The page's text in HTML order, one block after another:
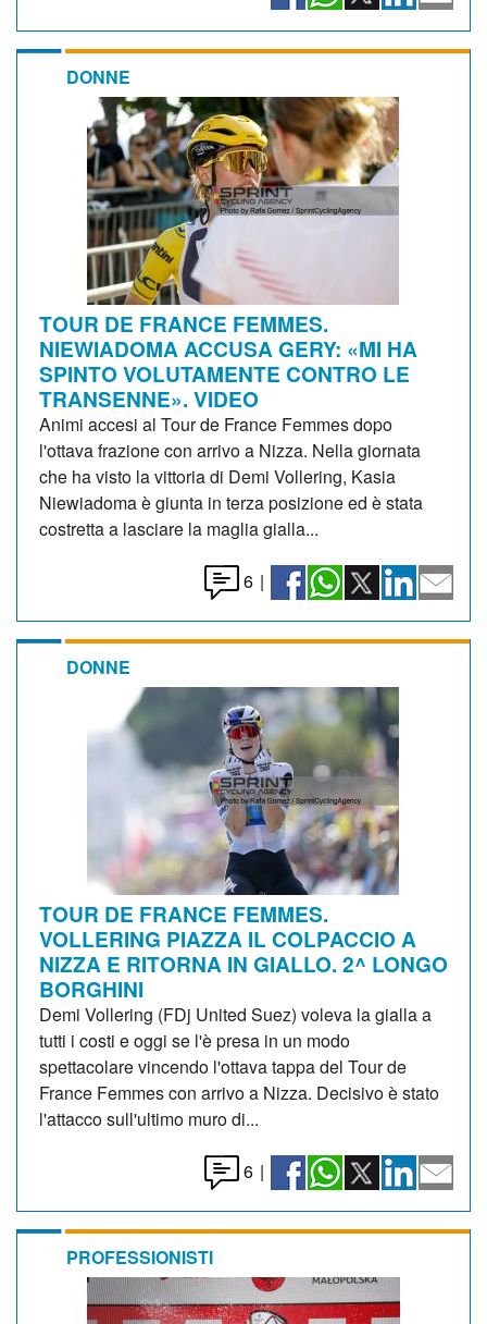
DONNE
TOUR DE FRANCE FEMMES.
NIEWIADOMA ACCUSA GERY: «MI HA
SPINTO VOLUTAMENTE CONTRO LE
TRANSENNE». VIDEO
Animi accesi al Tour de France Femmes dopo
l'ottava frazione con arrivo a Nizza. Nella giornata
che ha visto la vittoria di Demi Vollering, Kasia
Niewiadoma è giunta in terza posizione ed è stata
costretta a lasciare la maglia gialla...
6 |
DONNE
TOUR DE FRANCE FEMMES.
VOLLERING PIAZZA IL COLPACCIO A
NIZZA E RITORNA IN GIALLO. 2^ LONGO
BORGHINI
Demi Vollering (FDj United Suez) voleva la gialla a
tutti i costi e oggi se l'è presa in un modo
spettacolare vincendo l'ottava tappa del Tour de
France Femmes con arrivo a Nizza. Decisivo è stato
l'attacco sull'ultimo muro di...
6 |
PROFESSIONISTI